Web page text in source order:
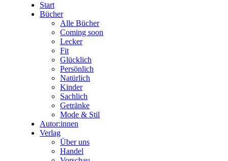
Start
Bücher
Alle Bücher
Coming soon
Lecker
Fit
Glücklich
Persönlich
Natürlich
Kinder
Sachlich
Getränke
Mode & Stil
Autor:innen
Verlag
Über uns
Handel